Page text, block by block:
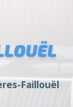
Faillouël